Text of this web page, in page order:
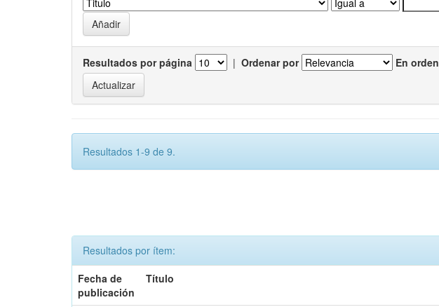
Resultados por página | Ordenar por En orden
Resultados 1-9 de 9.
Resultados por ítem:
Fecha de
publicación
Título